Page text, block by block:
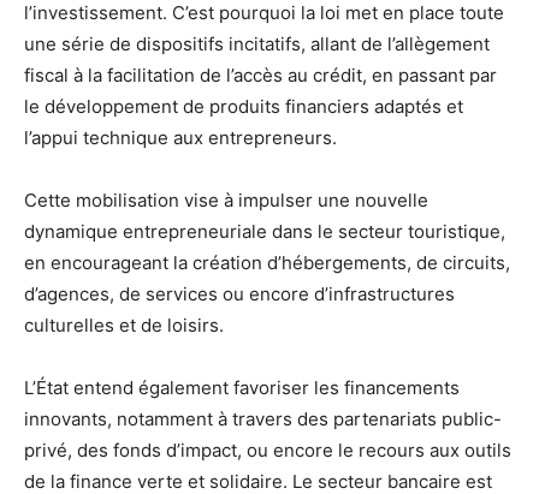
l’investissement. C’est pourquoi la loi met en place toute
une série de dispositifs incitatifs, allant de l’allègement
fiscal à la facilitation de l’accès au crédit, en passant par
le développement de produits financiers adaptés et
l’appui technique aux entrepreneurs.
Cette mobilisation vise à impulser une nouvelle
dynamique entrepreneuriale dans le secteur touristique,
en encourageant la création d’hébergements, de circuits,
d’agences, de services ou encore d’infrastructures
culturelles et de loisirs.
L’État entend également favoriser les financements
innovants, notamment à travers des partenariats public-
privé, des fonds d’impact, ou encore le recours aux outils
de la finance verte et solidaire. Le secteur bancaire est